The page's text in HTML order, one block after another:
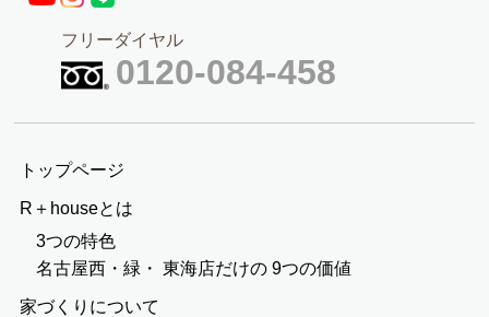
フリーダイヤル
0120-084-458
トップページ
R＋houseとは
3つの特色
名古屋西・緑・ 東海店だけの 9つの価値
家づくりについて